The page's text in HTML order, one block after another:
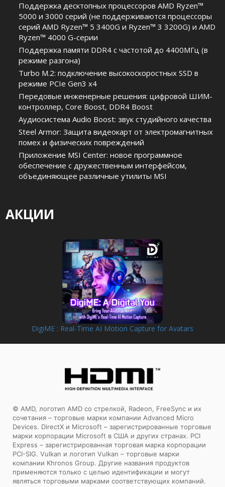
Поддержка десктопных процессоров AMD Ryzen™
5000 и 3000 серий (не поддерживаются процессоры
серий AMD Ryzen™ 5 3400G и Ryzen™ 3 3200G) и AMD
Ryzen™ 4000 G-серии
Поддержка памяти DDR4 с частотой до 4400МГц (в
режиме разгона)
Turbo M.2: подключение высокоскоростных SSD в
режиме PCIe Gen3 x4
Передовые инженерные решения: цифровой ШИМ-
контроллер, Core Boost, DDR4 Boost
Аудиосистема Audio Boost: звук студийного качества
Steel Armor: Защита видеокарт от электромагнитных
помех и физических повреждений
Приложение MSI Center: новое программное
обеспечение с дружественным интерфейсом,
объединяющее различные утилиты MSI
АКЦИИ
DigiME : Real-Time AI Motion Capture for Avatars
© AMD, логотип AMD со стрелкой, Radeon, FreeSync и их
сочетания – торговые марки компании Advanced Micro
Devices. DirectX и Microsoft – зарегистрированные торговые
марки корпорации Microsoft в США и других странах. PCI
Express – зарегистрированная торговая марка корпорации
PCI-SIG. Vulkan и логотип Vulkan – торговые марки
компании Khronos Group. Другие названия продуктов
применяются только с целью идентификации и могут
являться торговыми марками соответствующих компаний.